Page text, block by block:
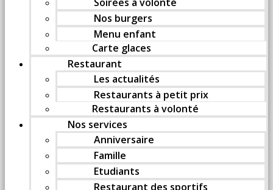
Nos burgers
Menu enfant
Carte glaces
Restaurant
Les actualités
Restaurants à petit prix
Restaurants à volonté
Nos services
Anniversaire
Famille
Etudiants
Restaurant des sportifs